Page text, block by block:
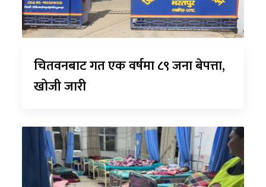
चितवनबाट गत एक वर्षमा ८९ जना बेपत्ता,
खोजी जारी